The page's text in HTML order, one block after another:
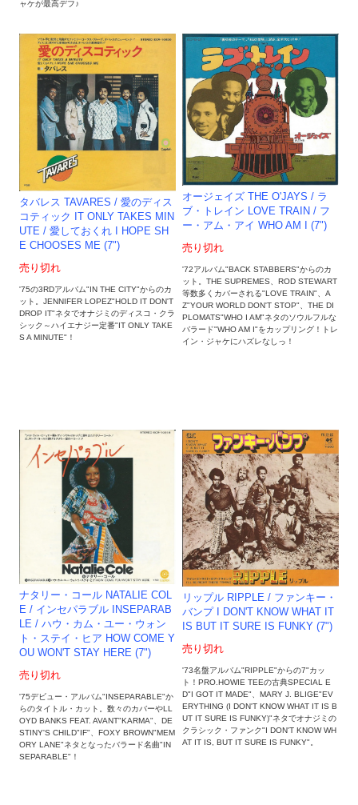
ャケが最高デフ♪
タバレス TAVARES / 愛のディス
コティック IT ONLY TAKES MIN
UTE / 愛しておくれ I HOPE SH
E CHOOSES ME (7")
売り切れ
'75の3RDアルバム"IN THE CITY"からのカ
ット。JENNIFER LOPEZ"HOLD IT DON'T
DROP IT"ネタでオナジミのディスコ・クラ
シック～ハイエナジー定番"IT ONLY TAKE
S A MINUTE"！
オージェイズ THE O'JAYS / ラ
ブ・トレイン LOVE TRAIN / フ
ー・アム・アイ WHO AM I (7")
売り切れ
'72アルバム"BACK STABBERS"からのカ
ット。THE SUPREMES、ROD STEWART
等数多くカバーされる"LOVE TRAIN"、A
Z"YOUR WORLD DON'T STOP"、THE DI
PLOMATS"WHO I AM"ネタのソウルフルな
バラード"WHO AM I"をカップリング！トレ
イン・ジャケにハズレなしっ！
ナタリー・コール NATALIE COL
E / インセパラブル INSEPARAB
LE / ハウ・カム・ユー・ウォン
ト・ステイ・ヒア HOW COME Y
OU WON'T STAY HERE (7")
売り切れ
'75デビュー・アルバム"INSEPARABLE"か
らのタイトル・カット。数々のカバーやLL
OYD BANKS FEAT. AVANT"KARMA"、DE
STINY'S CHILD"IF"、FOXY BROWN"MEM
ORY LANE"ネタとなったバラード名曲"IN
SEPARABLE"！
リップル RIPPLE / ファンキー・
バンプ I DON'T KNOW WHAT IT
IS BUT IT SURE IS FUNKY (7")
売り切れ
'73名盤アルバム"RIPPLE"からの7"カッ
ト！PRO.HOWIE TEEの古典SPECIAL E
D"I GOT IT MADE"、MARY J. BLIGE"EV
ERYTHING (I DON'T KNOW WHAT IT IS B
UT IT SURE IS FUNKY)"ネタでオナジミの
クラシック・ファンク"I DON'T KNOW WH
AT IT IS, BUT IT SURE IS FUNKY"。